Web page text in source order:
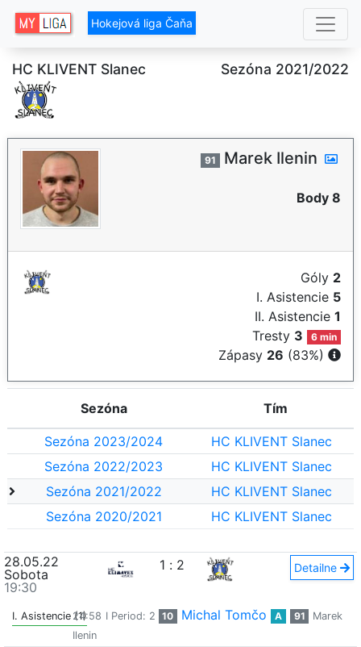
Hokejová liga Čaňa
HC KLIVENT Slanec Sezóna 2021/2022
91 Marek Ilenin
Body 8
Góly 2
I. Asistencie 5
II. Asistencie 1
Tresty 3 6 min
Zápasy 26 (83%)
Sezóna Tím
Sezóna 2023/2024
HC KLIVENT Slanec
Sezóna 2022/2023
HC KLIVENT Slanec
Sezóna 2021/2022
HC KLIVENT Slanec
Sezóna 2020/2021
HC KLIVENT Slanec
28.05.22
Sobota
19:30
1 : 2 Detailne
I. Asistencie (1)24:58 I Period: 2 10 Michal Tomčo A 91
Marek
Ilenin